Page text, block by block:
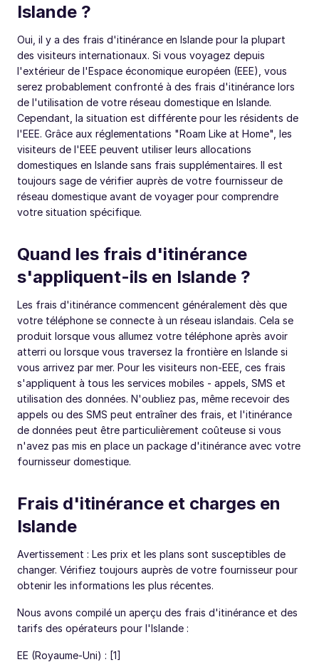
Islande ?
Oui, il y a des frais d'itinérance en Islande pour la plupart
des visiteurs internationaux. Si vous voyagez depuis
l'extérieur de l'Espace économique européen (EEE), vous
serez probablement confronté à des frais d'itinérance lors
de l'utilisation de votre réseau domestique en Islande.
Cependant, la situation est différente pour les résidents de
l'EEE. Grâce aux réglementations "Roam Like at Home", les
visiteurs de l'EEE peuvent utiliser leurs allocations
domestiques en Islande sans frais supplémentaires. Il est
toujours sage de vérifier auprès de votre fournisseur de
réseau domestique avant de voyager pour comprendre
votre situation spécifique.
Quand les frais d'itinérance
s'appliquent-ils en Islande ?
Les frais d'itinérance commencent généralement dès que
votre téléphone se connecte à un réseau islandais. Cela se
produit lorsque vous allumez votre téléphone après avoir
atterri ou lorsque vous traversez la frontière en Islande si
vous arrivez par mer. Pour les visiteurs non-EEE, ces frais
s'appliquent à tous les services mobiles - appels, SMS et
utilisation des données. N'oubliez pas, même recevoir des
appels ou des SMS peut entraîner des frais, et l'itinérance
de données peut être particulièrement coûteuse si vous
n'avez pas mis en place un package d'itinérance avec votre
fournisseur domestique.
Frais d'itinérance et charges en
Islande
Avertissement : Les prix et les plans sont susceptibles de
changer. Vérifiez toujours auprès de votre fournisseur pour
obtenir les informations les plus récentes.
Nous avons compilé un aperçu des frais d'itinérance et des
tarifs des opérateurs pour l'Islande :
EE (Royaume-Uni) : [1]